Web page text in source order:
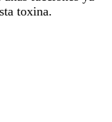
toxina.